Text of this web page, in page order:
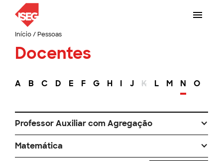
Início/ Pessoas
Docentes
A B C D E F G H I J K L M N O
Professor Auxiliar com Agregação
Matemática